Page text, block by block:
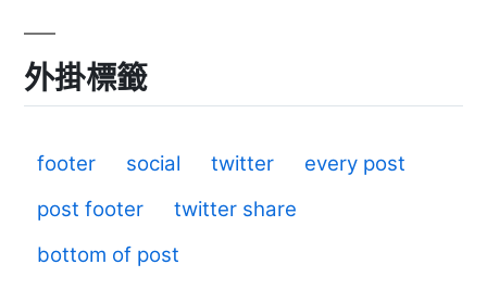
外掛標籤
footer social twitter
every post
post footer
twitter share
bottom of post